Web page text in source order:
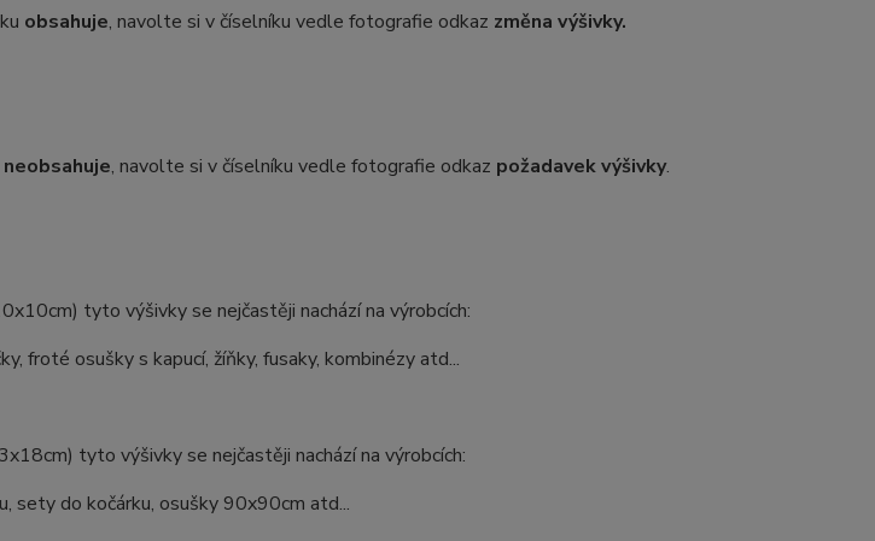
obsahuje, navolte si v číselníku vedle fotografie odkaz změna výšivky.
neobsahuje, navolte si v číselníku vedle fotografie odkaz požadavek výšivky.
tyto výšivky se nejčastěji nachází na výrobcích:
froté osušky s kapucí, žíňky, fusaky, kombinézy atd...
tyto výšivky se nejčastěji nachází na výrobcích:
sety do kočárku, osušky 90x90cm atd...